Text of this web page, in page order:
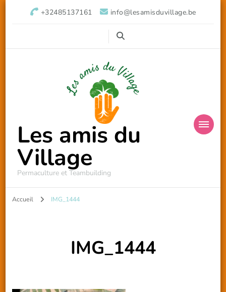
+32485137161 info@lesamisduvillage.be
Les amis du
Village
Permaculture et Teambuilding
Accueil IMG_1444
IMG_1444